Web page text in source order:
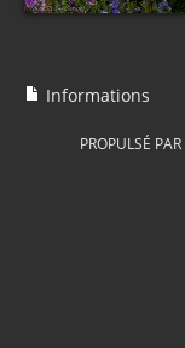
Informations
PROPULSÉ PAR